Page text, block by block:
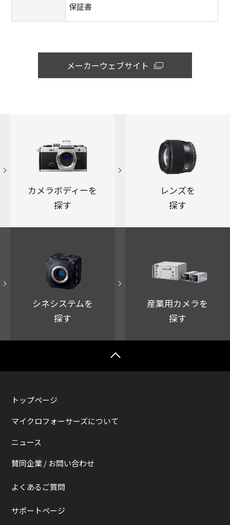
保証書
メーカーウェブサイト
カメラボディーを
探す
レンズを
探す
シネシステムを
探す
産業用カメラを
探す
トップページ
マイクロフォーサーズについて
ニュース
賛同企業 / お問い合わせ
よくあるご質問
サポートページ